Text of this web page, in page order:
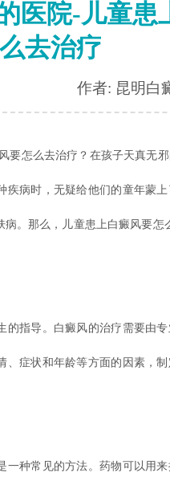
医院-儿童患
去治疗
作者: 昆明白
要怎么去治疗？在孩子天真无
病时，无疑给他们的童年蒙上
。那么，儿童患上白癜风要怎
指导。白癜风的治疗需要由专
症状和年龄等方面的因素，
种常见的方法。药物可以用来